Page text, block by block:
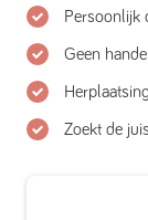
Persoonlijk
Geen
Zoekt de